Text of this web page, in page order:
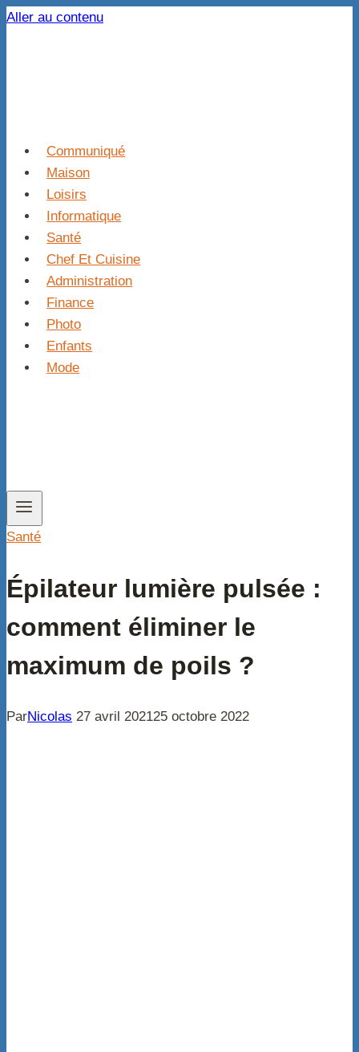
Aller au contenu
Communiqué
Maison
Loisirs
Informatique
Santé
Chef Et Cuisine
Administration
Finance
Photo
Enfants
Mode
Santé
Épilateur lumière pulsée :
comment éliminer le
maximum de poils ?
ParNicolas 27 avril 202125 octobre 2022